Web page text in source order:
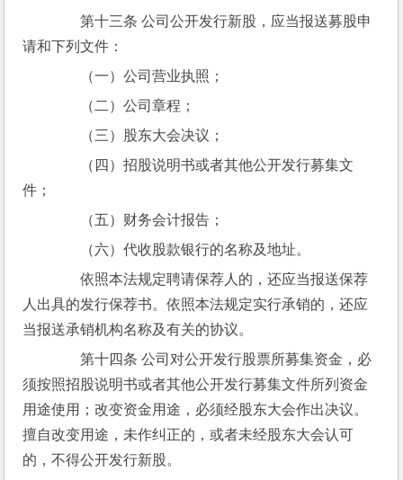
第十三条 公司公开发行新股，应当报送募股申
请和下列文件：
（一）公司营业执照；
（二）公司章程；
（三）股东大会决议；
（四）招股说明书或者其他公开发行募集文
件；
（五）财务会计报告；
（六）代收股款银行的名称及地址。
依照本法规定聘请保荐人的，还应当报送保荐
人出具的发行保荐书。依照本法规定实行承销的，还应
当报送承销机构名称及有关的协议。
第十四条 公司对公开发行股票所募集资金，必
须按照招股说明书或者其他公开发行募集文件所列资金
用途使用；改变资金用途，必须经股东大会作出决议。
擅自改变用途，未作纠正的，或者未经股东大会认可
的，不得公开发行新股。